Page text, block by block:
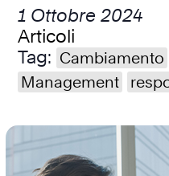
1 Ottobre 2024
Articoli
Tag: Cambiamento
Management